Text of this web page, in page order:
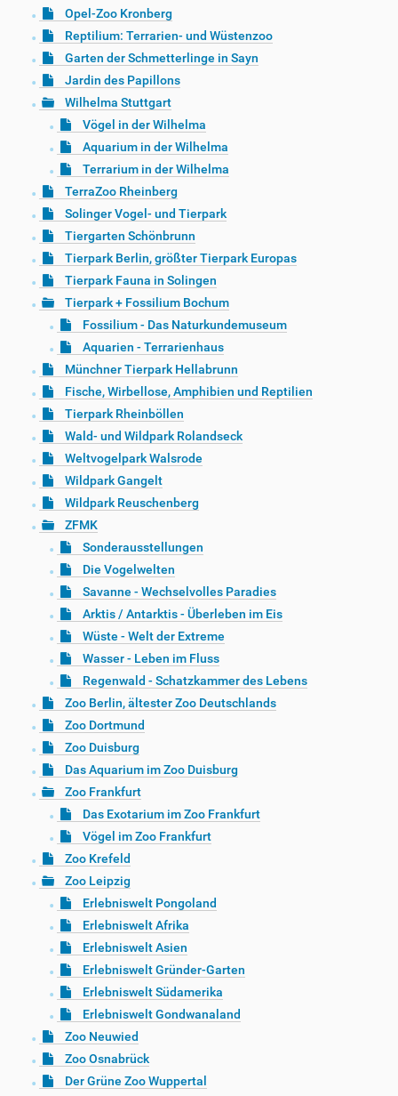
Opel-Zoo Kronberg
Reptilium: Terrarien- und Wüstenzoo
Garten der Schmetterlinge in Sayn
Jardin des Papillons
Wilhelma Stuttgart
Vögel in der Wilhelma
Aquarium in der Wilhelma
Terrarium in der Wilhelma
TerraZoo Rheinberg
Solinger Vogel- und Tierpark
Tiergarten Schönbrunn
Tierpark Berlin, größter Tierpark Europas
Tierpark Fauna in Solingen
Tierpark + Fossilium Bochum
Fossilium - Das Naturkundemuseum
Aquarien - Terrarienhaus
Münchner Tierpark Hellabrunn
Fische, Wirbellose, Amphibien und Reptilien
Tierpark Rheinböllen
Wald- und Wildpark Rolandseck
Weltvogelpark Walsrode
Wildpark Gangelt
Wildpark Reuschenberg
ZFMK
Sonderausstellungen
Die Vogelwelten
Savanne - Wechselvolles Paradies
Arktis / Antarktis - Überleben im Eis
Wüste - Welt der Extreme
Wasser - Leben im Fluss
Regenwald - Schatzkammer des Lebens
Zoo Berlin, ältester Zoo Deutschlands
Zoo Dortmund
Zoo Duisburg
Das Aquarium im Zoo Duisburg
Zoo Frankfurt
Das Exotarium im Zoo Frankfurt
Vögel im Zoo Frankfurt
Zoo Krefeld
Zoo Leipzig
Erlebniswelt Pongoland
Erlebniswelt Afrika
Erlebniswelt Asien
Erlebniswelt Gründer-Garten
Erlebniswelt Südamerika
Erlebniswelt Gondwanaland
Zoo Neuwied
Zoo Osnabrück
Der Grüne Zoo Wuppertal